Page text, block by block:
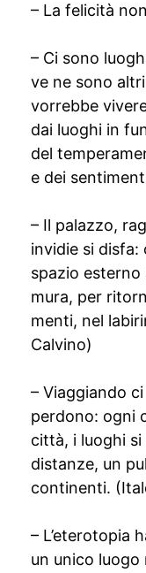
– La felicità
– Ci sono
ve ne sono
vorrebbe
dai luoghi in
del
e dei
– Il palazzo,
invidie si disfa:
spazio
mura, per
menti, nel
Calvino)
– Viaggiando
perdono: ogni
città, i luoghi
distanze, un
continenti.
– L’eterotopia
un unico luogo